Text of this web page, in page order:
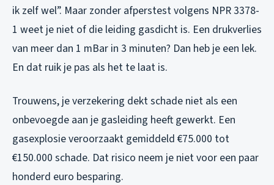
ik zelf wel”. Maar zonder afperstest volgens NPR 3378-
1 weet je niet of die leiding gasdicht is. Een drukverlies
van meer dan 1 mBar in 3 minuten? Dan heb je een lek.
En dat ruik je pas als het te laat is.
Trouwens, je verzekering dekt schade niet als een
onbevoegde aan je gasleiding heeft gewerkt. Een
gasexplosie veroorzaakt gemiddeld €75.000 tot
€150.000 schade. Dat risico neem je niet voor een paar
honderd euro besparing.